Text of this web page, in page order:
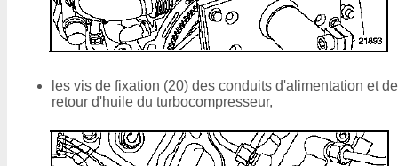
les vis de fixation (20) des conduits d'alimentation et de
retour d'huile du turbocompresseur,